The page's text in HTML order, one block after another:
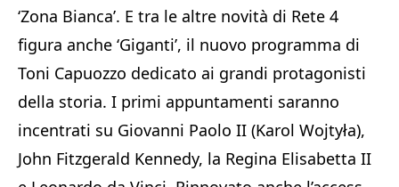
‘Zona Bianca’. E tra le altre novità di Rete 4
figura anche ‘Giganti’, il nuovo programma di
Toni Capuozzo dedicato ai grandi protagonisti
della storia. I primi appuntamenti saranno
incentrati su Giovanni Paolo II (Karol Wojtyła),
John Fitzgerald Kennedy, la Regina Elisabetta II